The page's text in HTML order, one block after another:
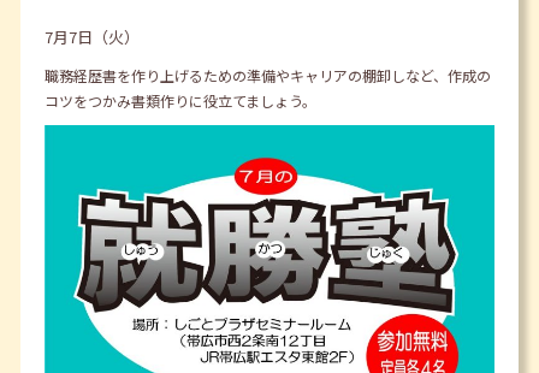
7月7日（火）
職務経歴書を作り上げるための準備やキャリアの棚卸しなど、作成の
コツをつかみ書類作りに役立てましょう。